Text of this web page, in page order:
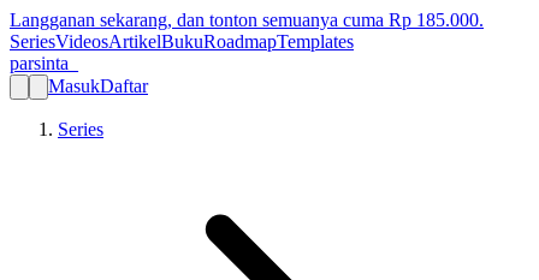
Langganan sekarang, dan tonton semuanya cuma Rp 185.000.
SeriesVideosArtikelBukuRoadmapTemplates
parsinta_
MasukDaftar
Series